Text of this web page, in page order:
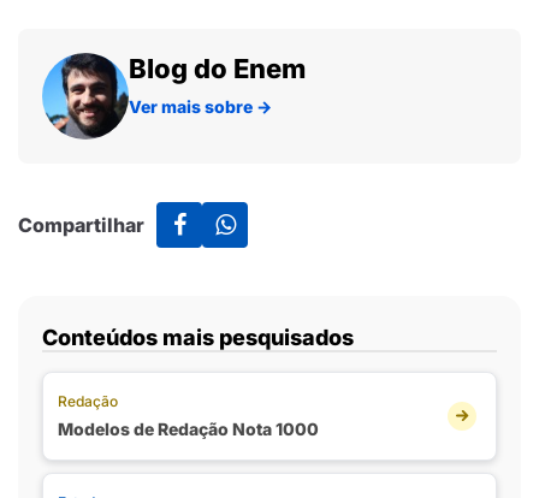
Blog do Enem
Ver mais sobre →
Compartilhar
Conteúdos mais pesquisados
Redação
Modelos de Redação Nota 1000